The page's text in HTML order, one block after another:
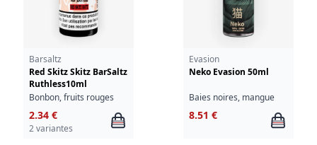
Barsaltz
Red Skitz Skitz BarSaltz
Ruthless10ml
Bonbon, fruits rouges
2.34 €
2 variantes
Evasion
Neko Evasion 50ml
Baies noires, mangue
8.51 €